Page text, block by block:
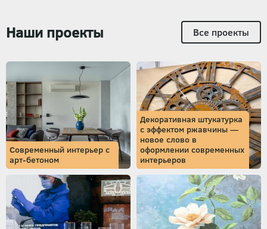
Наши проекты Все проекты
Современный интерьер с
арт-бетоном
Декоративная штукатурка
с эффектом ржавчины —
новое слово в
оформлении современных
интерьеров